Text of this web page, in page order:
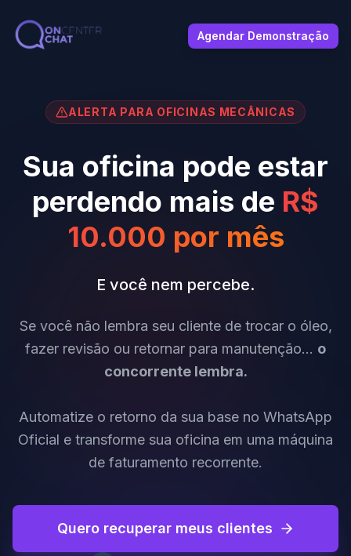
Agendar Demonstração
ALERTA PARA OFICINAS MECÂNICAS
Sua oficina pode estar
perdendo mais de R$
10.000 por mês
E você nem percebe.
Se você não lembra seu cliente de trocar o óleo,
fazer revisão ou retornar para manutenção... o
concorrente lembra.
Automatize o retorno da sua base no WhatsApp
Oficial e transforme sua oficina em uma máquina
de faturamento recorrente.
Quero recuperar meus clientes